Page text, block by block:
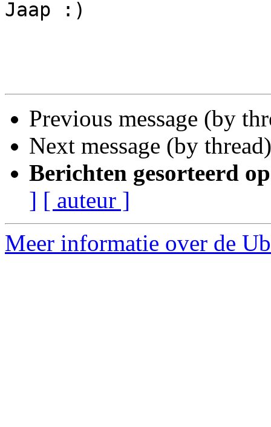
Jaap :)
Previous message (by
Next message (by
Berichten gesorteerd
] [ auteur ]
Meer informatie over de